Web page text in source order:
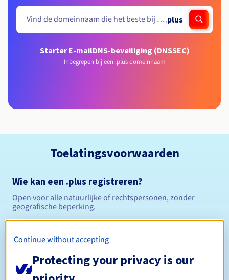
.plus
Starter E-mailDNS-beveiliging (DNSSEC)
Inbegrepen bij een .plus domeinnaam
Toelatingsvoorwaarden
Wie kan een .plus registreren?
Open voor alle natuurlijke of rechtspersonen, zonder
geografische beperking.
Registratieperiode Tussen 1 en 10 jaar
Continue without accepting
Protecting your privacy is our